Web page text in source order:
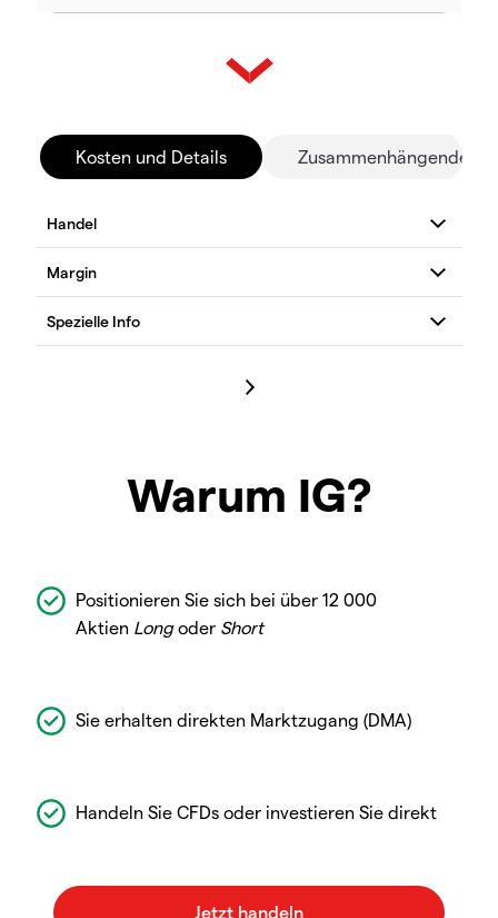
Kosten und Details Zusammenhängende
Warum IG?
Positionieren Sie sich bei über 12 000
Aktien Longoder Short
Sie erhalten direkten Marktzugang (DMA)
Handeln Sie CFDs oder investieren Sie direkt